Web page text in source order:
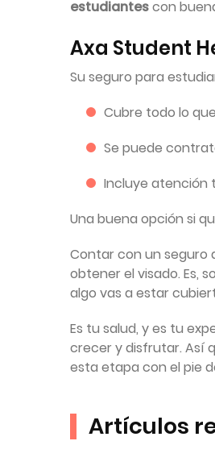
estudiantescon
Axa Student
Su seguro para
Cubre todo lo
Se puede
Incluye atención
Una buena opción si
Contar con un seguro
obtener el visado. Es,
algo vas a estar
Es tu salud, y es tu
crecer y disfrutar. Así
esta etapa con el pie
Artículos